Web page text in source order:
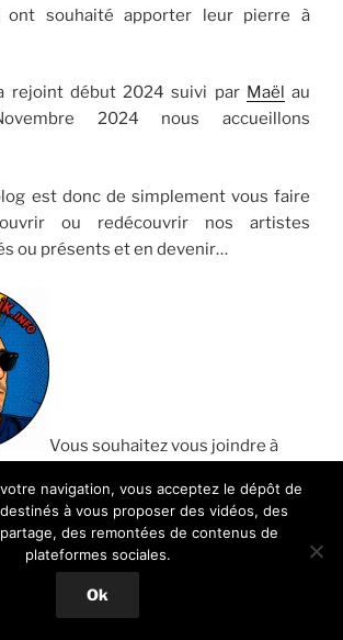
ont souhaité apporter leur pierre à
rejoint début 2024 suivi par Maël au
2024 nous accueillons
est donc de simplement vous faire
ou redécouvrir nos artistes
ou présents et en devenir…
Vous souhaitez vous joindre à
navigation, vous acceptez le dépôt de
à vous proposer des vidéos, des
des remontées de contenus de
plateformes sociales.
Ok